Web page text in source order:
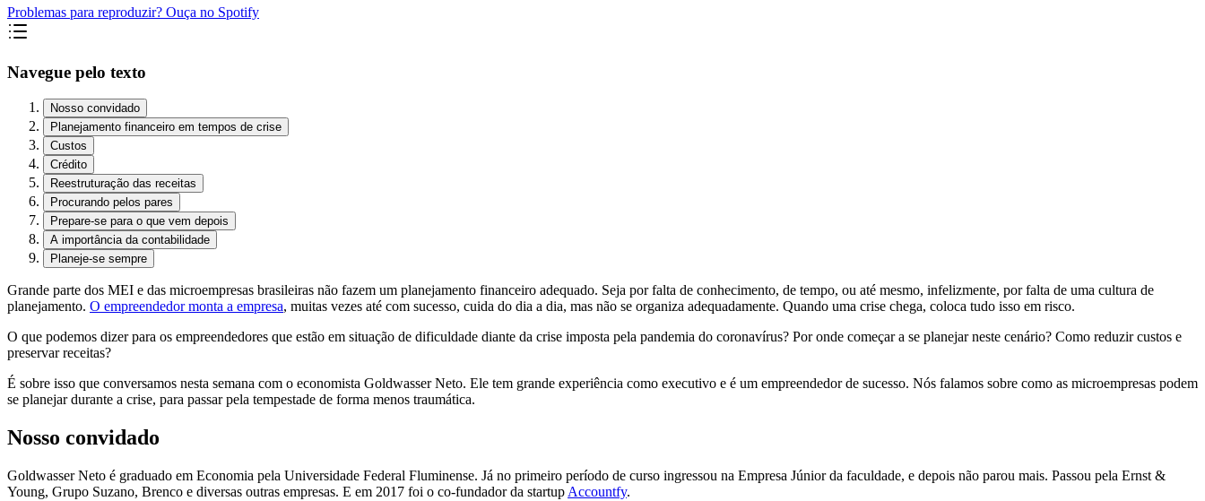
Problemas para reproduzir? Ouça no Spotify
Navegue pelo texto
Nosso convidado
Planejamento financeiro em tempos de crise
Custos
Crédito
Reestruturação das receitas
Procurando pelos pares
Prepare-se para o que vem depois
A importância da contabilidade
Planeje-se sempre
Grande parte dos MEI e das microempresas brasileiras não fazem um planejamento financeiro adequado. Seja por falta de conhecimento, de tempo, ou até mesmo, infelizmente, por falta de uma cultura de
planejamento. O empreendedor monta a empresa, muitas vezes até com sucesso, cuida do dia a dia, mas não se organiza adequadamente. Quando uma crise chega, coloca tudo isso em risco.
O que podemos dizer para os empreendedores que estão em situação de dificuldade diante da crise imposta pela pandemia do coronavírus? Por onde começar a se planejar neste cenário? Como reduzir custos e
preservar receitas?
É sobre isso que conversamos nesta semana com o economista Goldwasser Neto. Ele tem grande experiência como executivo e é um empreendedor de sucesso. Nós falamos sobre como as microempresas podem
se planejar durante a crise, para passar pela tempestade de forma menos traumática.
Nosso convidado
Goldwasser Neto é graduado em Economia pela Universidade Federal Fluminense. Já no primeiro período de curso ingressou na Empresa Júnior da faculdade, e depois não parou mais. Passou pela Ernst &
Young, Grupo Suzano, Brenco e diversas outras empresas. E em 2017 foi o co-fundador da startup Accountfy.